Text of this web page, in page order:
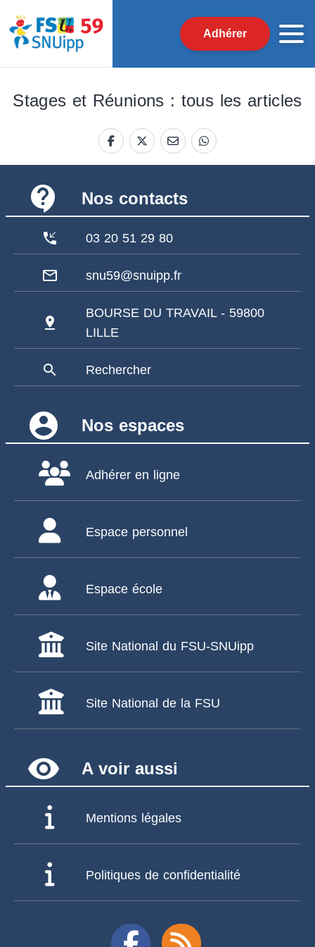
Adhérer
Stages et Réunions : tous les articles
contact_support Nos contacts
phone_callback 03 20 51 29 80
mail_outline snu59@snuipp.fr
pin_drop
BOURSE DU TRAVAIL - 59800
LILLE
search Rechercher
account_circle Nos espaces
Adhérer en ligne
Espace personnel
Espace école
Site National du FSU-SNUipp
Site National de la FSU
remove_red_eye A voir aussi
Mentions légales
Politiques de confidentialité